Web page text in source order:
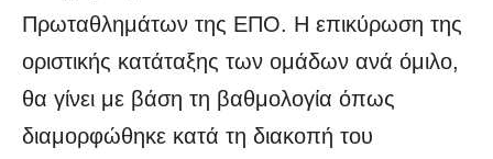
Πρωταθλημάτων της ΕΠΟ. Η επικύρωση της
οριστικής κατάταξης των ομάδων ανά όμιλο,
θα γίνει με βάση τη βαθμολογία όπως
διαμορφώθηκε κατά τη διακοπή του